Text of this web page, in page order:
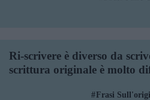
Ri-scrivere è diverso da
scrittura originale è molto
Frasi